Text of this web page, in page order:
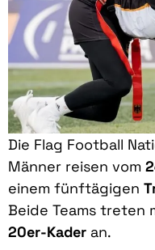
Die Flag Football
Männer reisen vom
einem fünftägigen
Beide Teams treten
20er-Kader an.